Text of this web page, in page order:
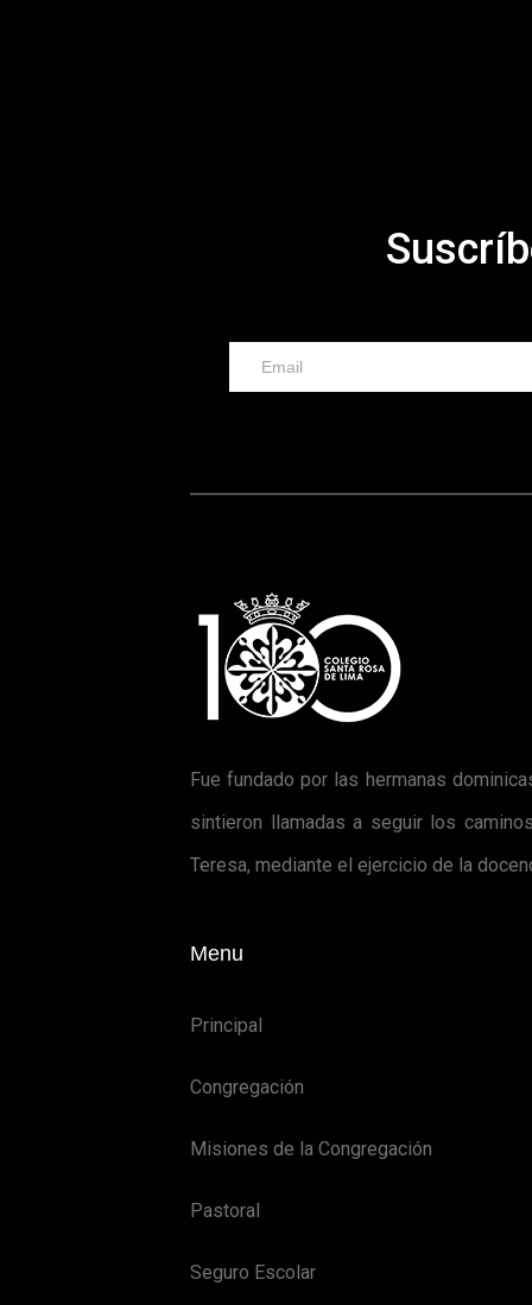
Fue fundado por las hermanas
sintieron llamadas a seguir los
Teresa, mediante el ejercicio de la
Menu
Principal
Congregación
Misiones de la Congregación
Pastoral
Seguro Escolar